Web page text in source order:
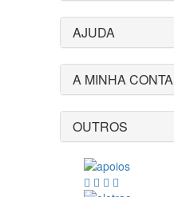
AJUDA
A MINHA CONTA
OUTROS